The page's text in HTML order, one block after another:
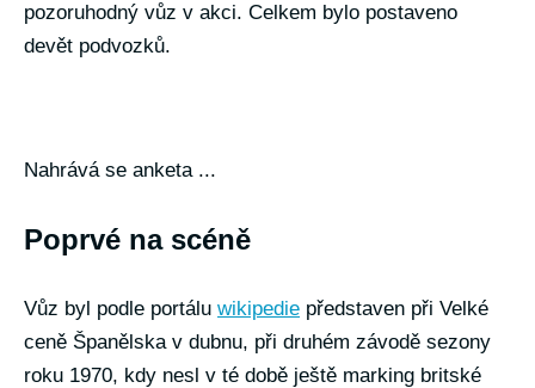
pozoruhodný vůz v akci. Celkem bylo postaveno
devět podvozků.
Nahrává se anketa ...
Poprvé na scéně
Vůz byl podle portálu wikipedie představen při Velké
ceně Španělska v dubnu, při druhém závodě sezony
roku 1970, kdy nesl v té době ještě marking britské